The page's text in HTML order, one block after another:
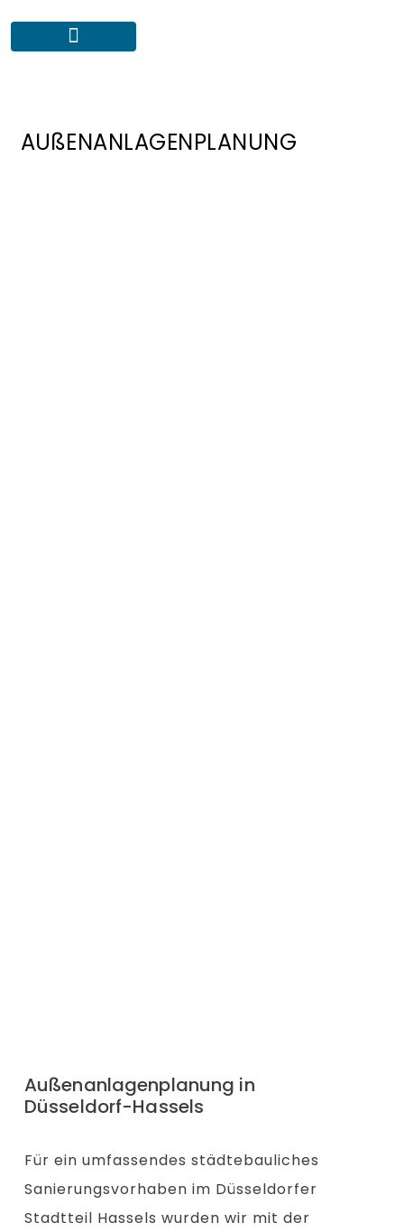
AUßENANLAGENPLANUNG
Außenanlagenplanung in
Düsseldorf-Hassels
Für ein umfassendes städtebauliches
Sanierungsvorhaben im Düsseldorfer
Stadtteil Hassels wurden wir mit der